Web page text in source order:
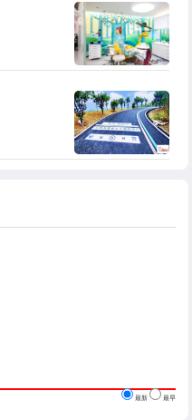
最新
最早